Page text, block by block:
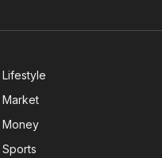
Lifestyle
Market
Money
Sports